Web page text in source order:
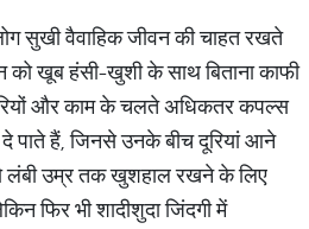
सुखी वैवाहिक जीवन की चाहत रखते
को खूब हंसी-खुशी के साथ बिताना काफी
और काम के चलते अधिकतर कपल्स
दे पाते हैं, जिनसे उनके बीच दूरियां आने
लंबी उम्र तक खुशहाल रखने के लिए
फिर भी शादीशुदा जिंदगी में